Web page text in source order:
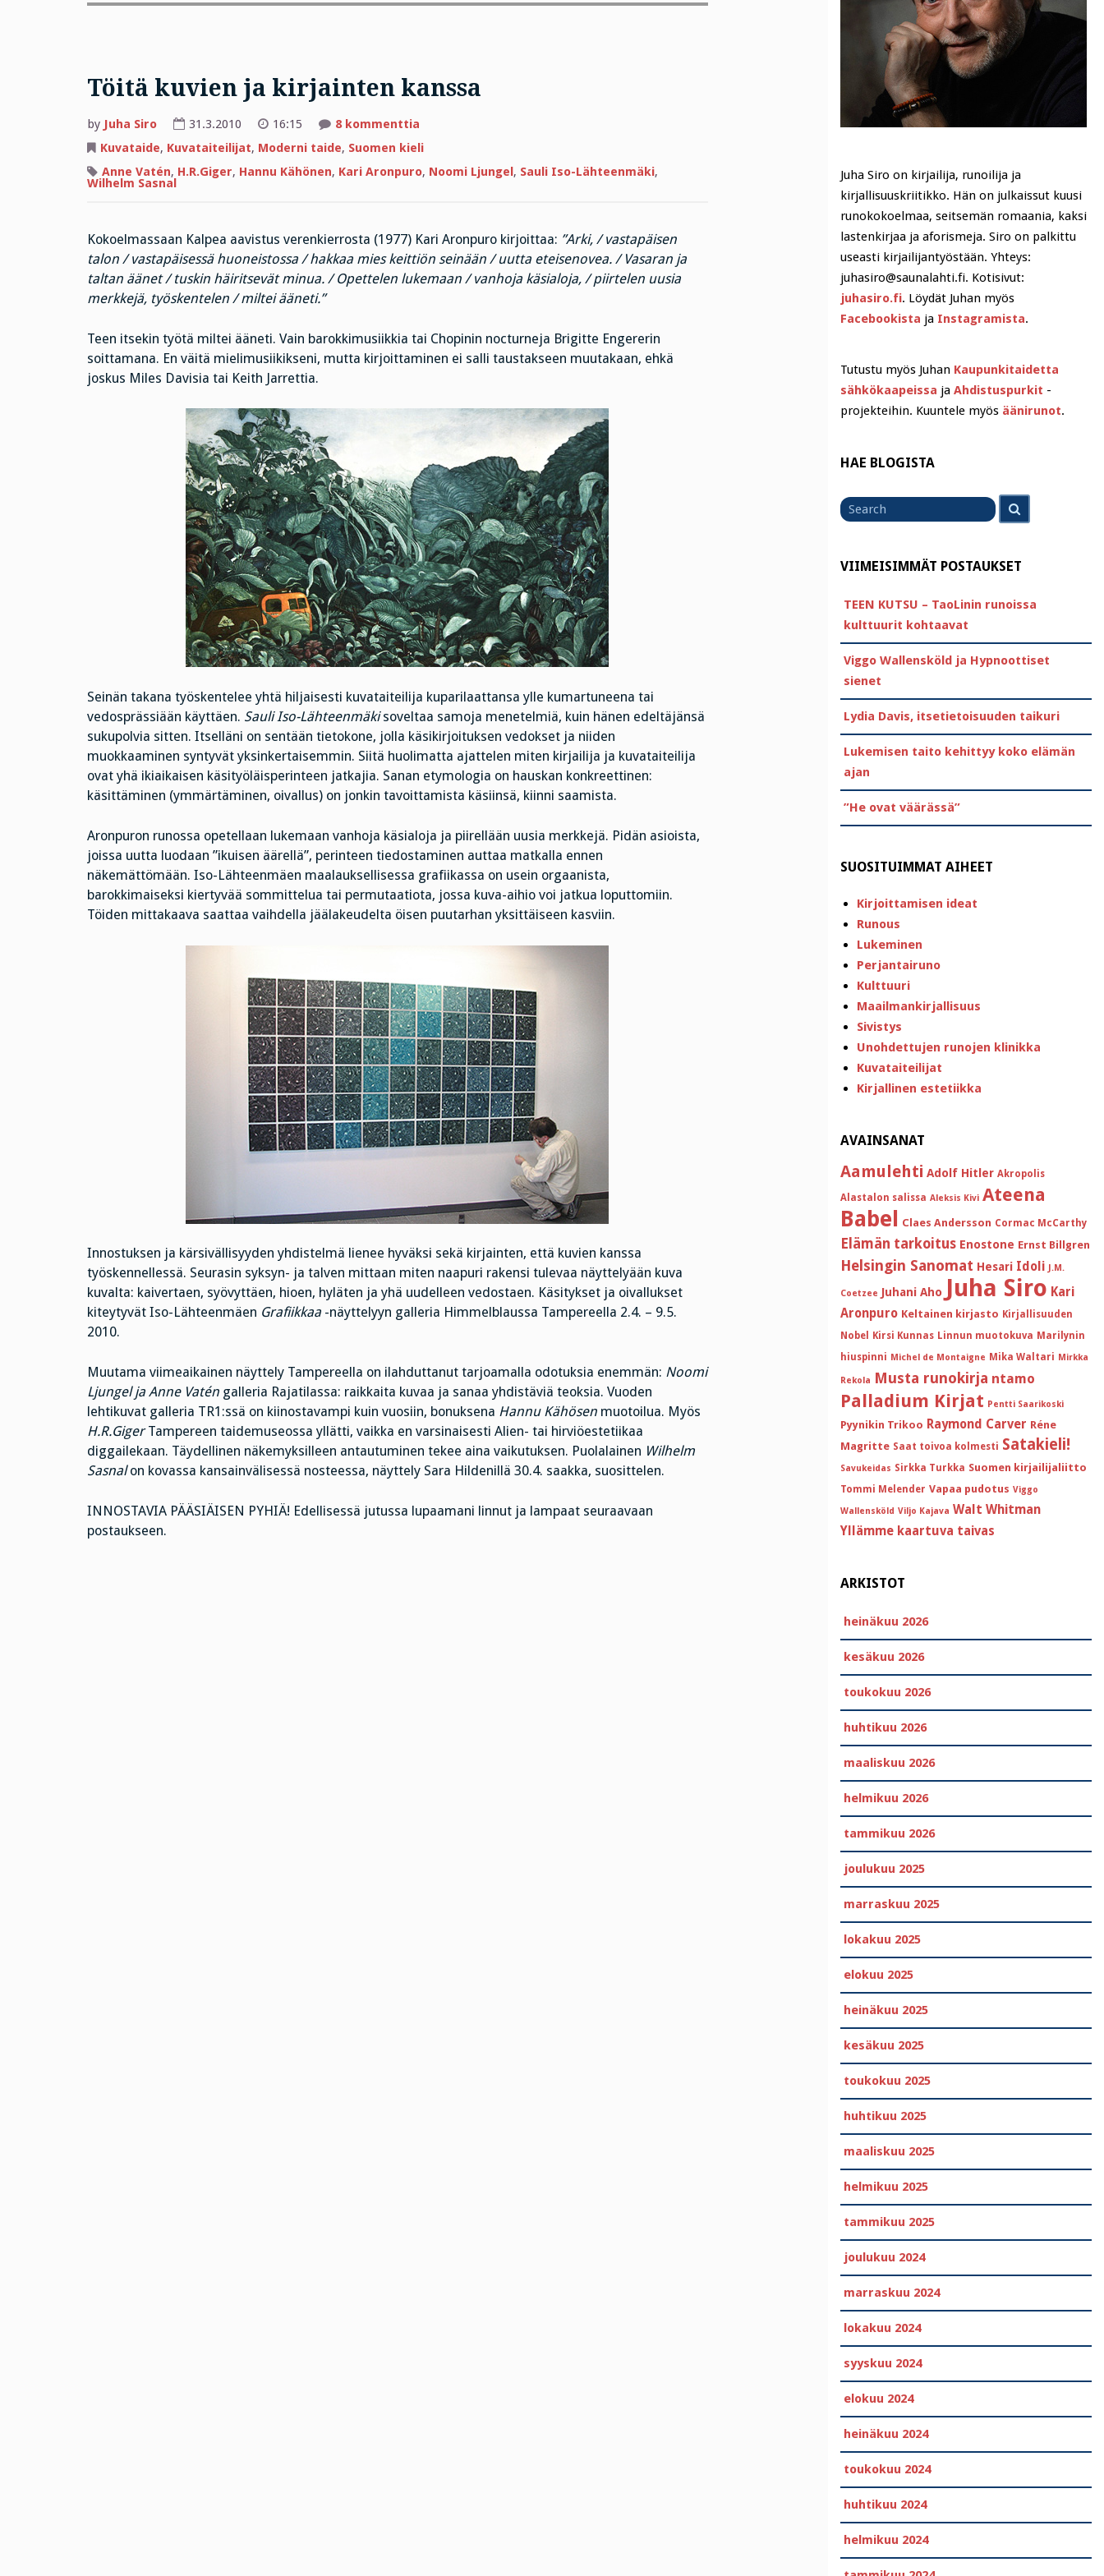
Töitä kuvien ja kirjainten kanssa
by Juha Siro 31.3.2010 16:15 8 kommenttiaartikkeliin
kuvien
kirjainten
kanssa
Kuvataide, Kuvataiteilijat, Moderni taide, Suomen kieli
Anne Vatén, H.R.Giger, Hannu Kähönen, Kari Aronpuro, Noomi Ljungel, Sauli Iso-Lähteenmäki,
Wilhelm Sasnal
Kokoelmassaan Kalpea aavistus verenkierrosta (1977) Kari Aronpuro kirjoittaa: ”Arki, / vastapäisen
talon / vastapäisessä huoneistossa / hakkaa mies keittiön seinään / uutta eteisenovea. / Vasaran ja
taltan äänet / tuskin häiritsevät minua. / Opettelen lukemaan / vanhoja käsialoja, / piirtelen uusia
merkkejä, työskentelen / miltei ääneti.”
Teen itsekin työtä miltei ääneti. Vain barokkimusiikkia tai Chopinin nocturneja Brigitte Engererin
soittamana. En väitä mielimusiikikseni, mutta kirjoittaminen ei salli taustakseen muutakaan, ehkä
joskus Miles Davisia tai Keith Jarrettia.
Seinän takana työskentelee yhtä hiljaisesti kuvataiteilija kuparilaattansa ylle kumartuneena tai
vedosprässiään käyttäen. Sauli Iso-Lähteenmäkisoveltaa samoja menetelmiä, kuin hänen edeltäjänsä
sukupolvia sitten. Itselläni on sentään tietokone, jolla käsikirjoituksen vedokset ja niiden
muokkaaminen syntyvät yksinkertaisemmin. Siitä huolimatta ajattelen miten kirjailija ja kuvataiteilija
ovat yhä ikiaikaisen käsityöläisperinteen jatkajia. Sanan etymologia on hauskan konkreettinen:
käsittäminen (ymmärtäminen, oivallus) on jonkin tavoittamista käsiinsä, kiinni saamista.
Aronpuron runossa opetellaan lukemaan vanhoja käsialoja ja piirellään uusia merkkejä. Pidän asioista,
joissa uutta luodaan ”ikuisen äärellä”, perinteen tiedostaminen auttaa matkalla ennen
näkemättömään. Iso-Lähteenmäen maalauksellisessa grafiikassa on usein orgaanista,
barokkimaiseksi kiertyvää sommittelua tai permutaatiota, jossa kuva-aihio voi jatkua loputtomiin.
Töiden mittakaava saattaa vaihdella jäälakeudelta öisen puutarhan yksittäiseen kasviin.
Innostuksen ja kärsivällisyyden yhdistelmä lienee hyväksi sekä kirjainten, että kuvien kanssa
työskennellessä. Seurasin syksyn- ja talven mittaan miten naapuri rakensi tulevaa näyttelyään kuva
kuvalta: kaivertaen, syövyttäen, hioen, hyläten ja yhä uudelleen vedostaen. Käsitykset ja oivallukset
kiteytyvät Iso-Lähteenmäen Grafiikkaa-näyttelyyn galleria Himmelblaussa Tampereella 2.4. – 9.5.
2010.
Muutama viimeaikainen näyttely Tampereella on ilahduttanut tarjoamalla odotuksia enemmän: Noomi
Ljungel ja Anne Vaténgalleria Rajatilassa: raikkaita kuvaa ja sanaa yhdistäviä teoksia. Vuoden
lehtikuvat galleria TR1:ssä on kiinostavampi kuin vuosiin, bonuksena Hannu Kähösenmuotoilua. Myös
H.R.GigerTampereen taidemuseossa yllätti, vaikka en varsinaisesti Alien- tai hirviöestetiikaa
diggailekaan. Täydellinen näkemyksilleen antautuminen tekee aina vaikutuksen. Puolalainen Wilhelm
Sasnalon kovassa kansainvälisessä nosteessa, näyttely Sara Hildenillä 30.4. saakka, suosittelen.
INNOSTAVIA PÄÄSIÄISEN PYHIÄ! Edellisessä jutussa lupaamani linnut ja lampaat seuraavaan
postaukseen.
Juha Siro on kirjailija, runoilija ja
kirjallisuuskriitikko. Hän on julkaissut kuusi
runokokoelmaa, seitsemän romaania, kaksi
lastenkirjaa ja aforismeja. Siro on palkittu
useasti kirjailijantyöstään. Yhteys:
juhasiro@saunalahti.fi. Kotisivut:
juhasiro.fi. Löydät Juhan myös
Facebookista ja Instagramista.
Tutustu myös Juhan Kaupunkitaidetta
sähkökaapeissa ja Ahdistuspurkit -
projekteihin. Kuuntele myös äänirunot.
HAE BLOGISTA
for
VIIMEISIMMÄT POSTAUKSET
TEEN KUTSU – TaoLinin runoissa
kulttuurit kohtaavat
Viggo Wallensköld ja Hypnoottiset
sienet
Lydia Davis, itsetietoisuuden taikuri
Lukemisen taito kehittyy koko elämän
ajan
”He ovat väärässä”
SUOSITUIMMAT AIHEET
Kirjoittamisen ideat
Runous
Lukeminen
Perjantairuno
Kulttuuri
Maailmankirjallisuus
Sivistys
Unohdettujen runojen klinikka
Kuvataiteilijat
Kirjallinen estetiikka
AVAINSANAT
Aamulehti Adolf Hitler Akropolis
Alastalon salissa Aleksis Kivi Ateena
Babel Claes Andersson Cormac McCarthy
Elämän tarkoitus Enostone Ernst Billgren
Helsingin Sanomat Hesari Idoli J.M.
Coetzee Juhani Aho Juha Siro Kari
Aronpuro Keltainen kirjasto Kirjallisuuden
Nobel
Kirsi Kunnas Linnun muotokuva Marilynin
hiuspinni Michel de Montaigne Mika Waltari Mirkka
Rekola Musta runokirja ntamo
Palladium Kirjat Pentti Saarikoski
Pyynikin Trikoo Raymond Carver Réne
Magritte Saat toivoa kolmesti Satakieli!
Savukeidas Sirkka Turkka Suomen kirjailijaliitto
Tommi Melender Vapaa pudotus Viggo
Wallensköld Viljo Kajava Walt Whitman
Yllämme kaartuva taivas
ARKISTOT
heinäkuu 2026
kesäkuu 2026
toukokuu 2026
huhtikuu 2026
maaliskuu 2026
helmikuu 2026
tammikuu 2026
joulukuu 2025
marraskuu 2025
lokakuu 2025
elokuu 2025
heinäkuu 2025
kesäkuu 2025
toukokuu 2025
huhtikuu 2025
maaliskuu 2025
helmikuu 2025
tammikuu 2025
joulukuu 2024
marraskuu 2024
lokakuu 2024
syyskuu 2024
elokuu 2024
heinäkuu 2024
toukokuu 2024
huhtikuu 2024
helmikuu 2024